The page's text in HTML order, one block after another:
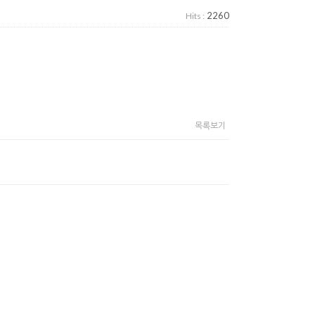
Hits : 2260
목록보기